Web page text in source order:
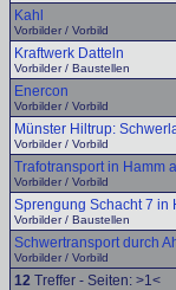
Kahl
Vorbilder / Vorbild
Kraftwerk Datteln
Vorbilder / Baustellen
Enercon
Vorbilder / Vorbild
Münster Hiltrup:
Vorbilder / Vorbild
Trafotransport in Hamm
Vorbilder / Vorbild
Sprengung Schacht 7 in
Vorbilder / Baustellen
Schwertransport durch
Vorbilder / Vorbild
12 Treffer - Seiten: >1<